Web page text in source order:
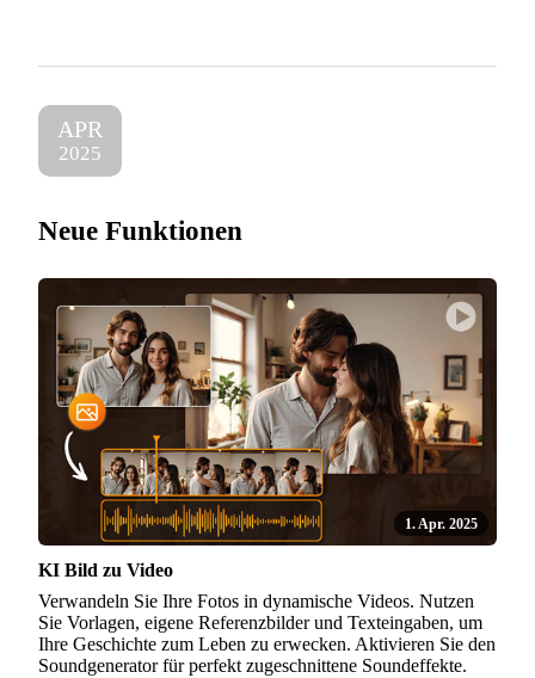
APR
2025
Neue Funktionen
1. Apr. 2025
KI Bild zu Video
Verwandeln Sie Ihre Fotos in dynamische Videos. Nutzen
Sie Vorlagen, eigene Referenzbilder und Texteingaben, um
Ihre Geschichte zum Leben zu erwecken. Aktivieren Sie den
Soundgenerator für perfekt zugeschnittene Soundeffekte.